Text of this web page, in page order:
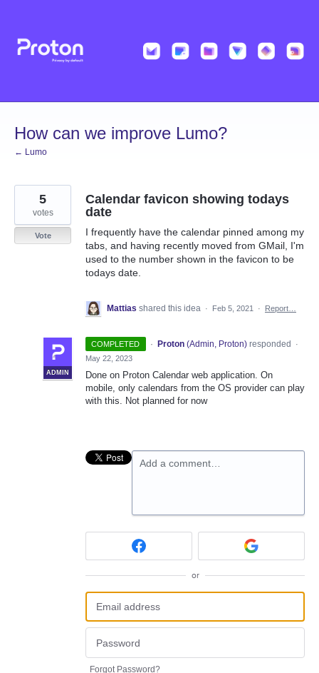
content
How can we improve Lumo?
← Lumo
Calendar favicon showing todays
date
I frequently have the calendar pinned among my
tabs, and having recently moved from GMail, I'm
used to the number shown in the favicon to be
todays date.
5
votes
Vote
Mattias shared this idea · Feb 5, 2021 · Report…
COMPLETED ·
ADMIN
Proton (Admin, Proton)responded
·
May 22, 2023
Done on Proton Calendar web application. On
mobile, only calendars from the OS provider can play
with this. Not planned for now
Add a comment…
or
Forgot Password?